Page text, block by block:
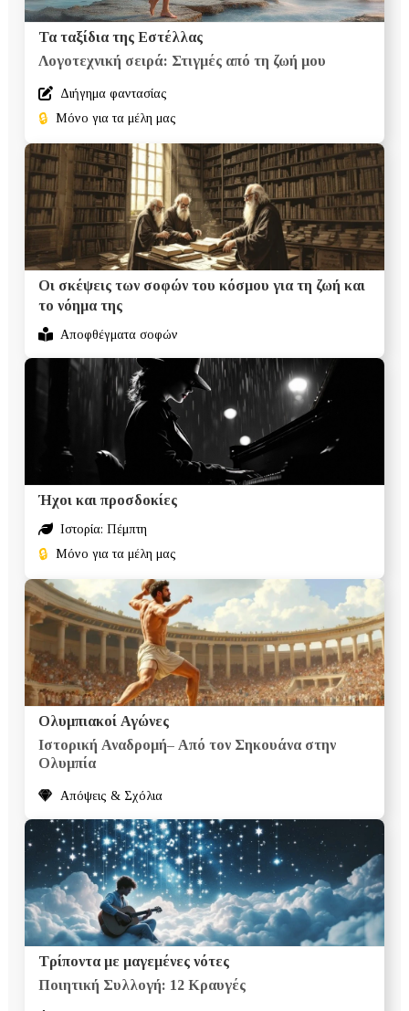
Τα ταξίδια της Εστέλλας
Λογοτεχνική σειρά: Στιγμές από τη ζωή μου
Διήγημα φαντασίας
🔒 Μόνο για τα μέλη μας
Οι σκέψεις των σοφών του κόσμου για τη ζωή και
το νόημα της
Αποφθέγματα σοφών
Ήχοι και προσδοκίες
Ιστορία: Πέμπτη
🔒 Μόνο για τα μέλη μας
Ολυμπιακοί Αγώνες
Ιστορική Αναδρομή– Από τον Σηκουάνα στην
Ολυμπία
Απόψεις & Σχόλια
Τρίποντα με μαγεμένες νότες
Ποιητική Συλλογή: 12 Κραυγές